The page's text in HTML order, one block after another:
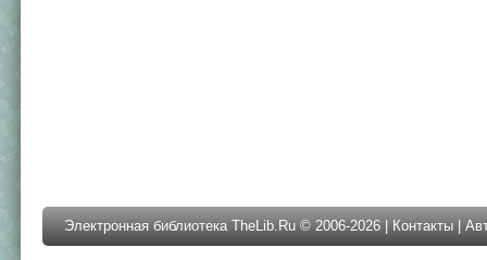
Электронная библиотека TheLib.Ru © 2006-2026 | Контакты |